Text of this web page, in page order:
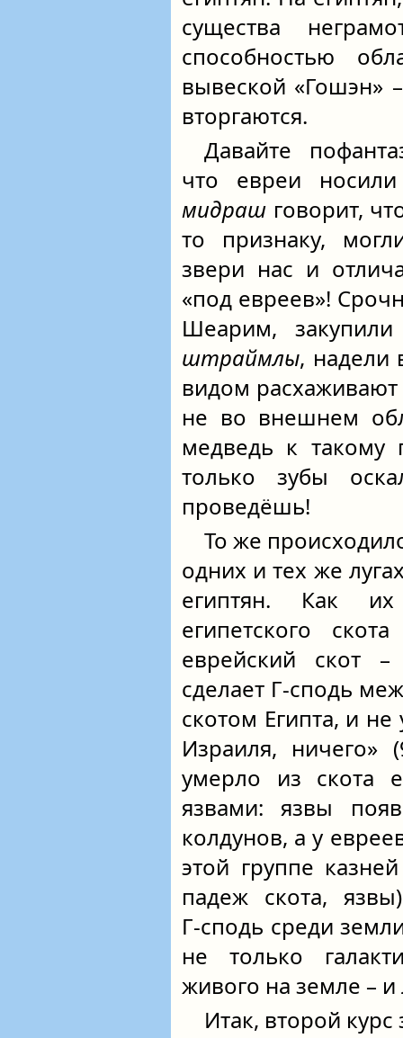
существа
способностью
вывеской «Гошэн»
вторгаются.
Давайте
что евреи
мидраш говорит,
то признаку,
звери нас и
«под евреев»!
Шеарим,
штраймлы, надели
видом расхаживают
не во внешнем
медведь к такому
только зубы
проведёшь!
То же
одних и тех же
египтян. Как
египетского
еврейский скот
сделает Г‑сподь
скотом Египта, и
Израиля,
умерло из скота
язвами: язвы
колдунов, а у
этой группе
падеж скота,
Г‑сподь среди
не только
живого на земле –
Итак, второй